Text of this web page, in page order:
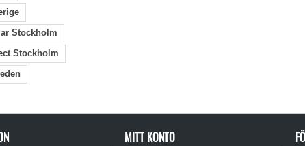
Stockholm
Stockholm
MITT KONTO